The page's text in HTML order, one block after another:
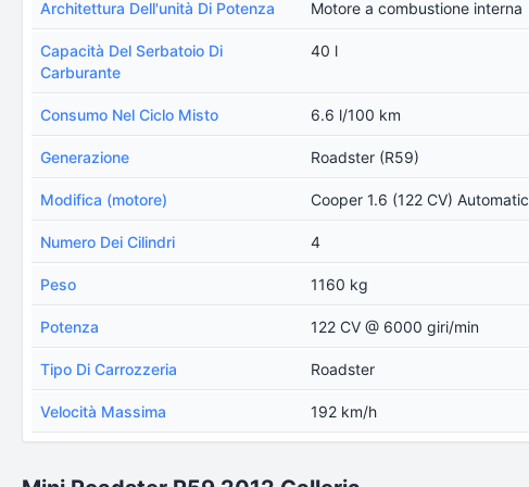
Architettura Dell'unità Di Potenza Motore a combustione interna
Capacità Del Serbatoio Di
Carburante
40 l
Consumo Nel Ciclo Misto 6.6 l/100 km
Generazione Roadster (R59)
Modifica (motore) Cooper 1.6 (122 CV) Automatic
Numero Dei Cilindri 4
Peso 1160 kg
Potenza 122 CV @ 6000 giri/min
Tipo Di Carrozzeria Roadster
Velocità Massima 192 km/h